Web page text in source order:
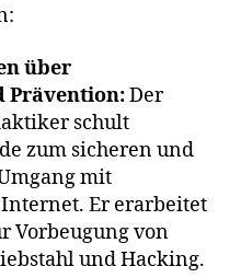
über
Prävention:Der
schult
zum sicheren und
mit
Er erarbeitet
Vorbeugung von
und Hacking.